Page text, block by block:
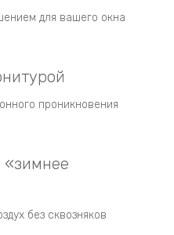
для вашего окна
проникновения
«зимнее
без сквозняков